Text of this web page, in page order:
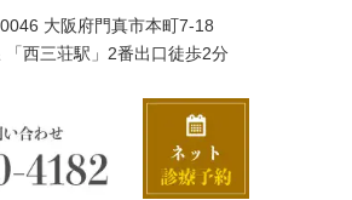
大阪府門真市本町7-18
「西三荘駅」2番出口徒歩2分